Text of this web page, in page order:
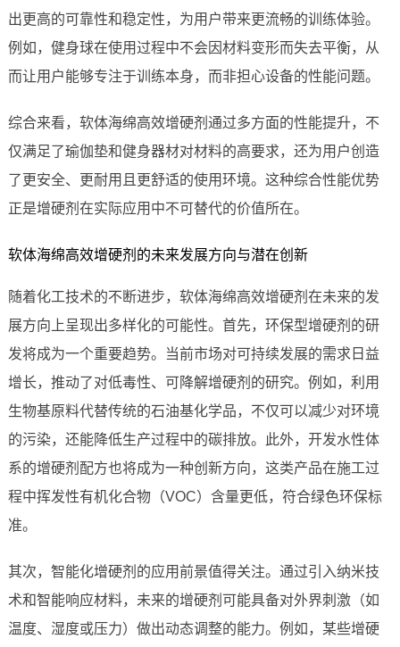
出更高的可靠性和稳定性，为用户带来更流畅的训练体验。
例如，健身球在使用过程中不会因材料变形而失去平衡，从
而让用户能够专注于训练本身，而非担心设备的性能问题。
综合来看，软体海绵高效增硬剂通过多方面的性能提升，不
仅满足了瑜伽垫和健身器材对材料的高要求，还为用户创造
了更安全、更耐用且更舒适的使用环境。这种综合性能优势
正是增硬剂在实际应用中不可替代的价值所在。
软体海绵高效增硬剂的未来发展方向与潜在创新
随着化工技术的不断进步，软体海绵高效增硬剂在未来的发
展方向上呈现出多样化的可能性。首先，环保型增硬剂的研
发将成为一个重要趋势。当前市场对可持续发展的需求日益
增长，推动了对低毒性、可降解增硬剂的研究。例如，利用
生物基原料代替传统的石油基化学品，不仅可以减少对环境
的污染，还能降低生产过程中的碳排放。此外，开发水性体
系的增硬剂配方也将成为一种创新方向，这类产品在施工过
程中挥发性有机化合物（VOC）含量更低，符合绿色环保标
准。
其次，智能化增硬剂的应用前景值得关注。通过引入纳米技
术和智能响应材料，未来的增硬剂可能具备对外界刺激（如
温度、湿度或压力）做出动态调整的能力。例如，某些增硬